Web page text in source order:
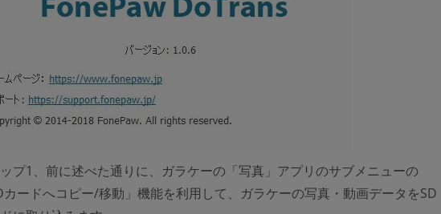
プ1、前に述べた通りに、ガラケーの「写真」アプリのサブメニューの
カードへコピー/移動」機能を利用して、ガラケーの写真・動画データをSD